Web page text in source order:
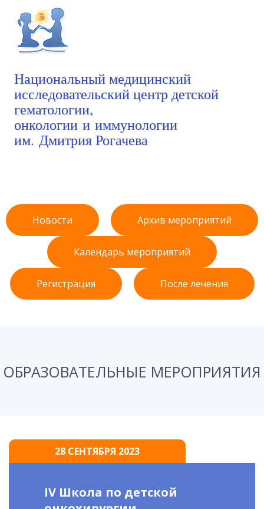
Национальный медицинский
исследовательский центр детской
гематологии,
онкологии и иммунологии
им. Дмитрия Рогачева
Новости Архив мероприятий
Календарь мероприятий
Регистрация После лечения
ОБРАЗОВАТЕЛЬНЫЕ МЕРОПРИЯТИЯ
28 СЕНТЯБРЯ 2023
IV Школа по детской